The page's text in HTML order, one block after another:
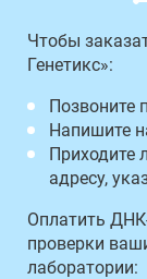
Чтобы
Генетикс»:
Позвоните
Напишите
Приходите
адресу,
Оплатить
проверки
лаборатории: